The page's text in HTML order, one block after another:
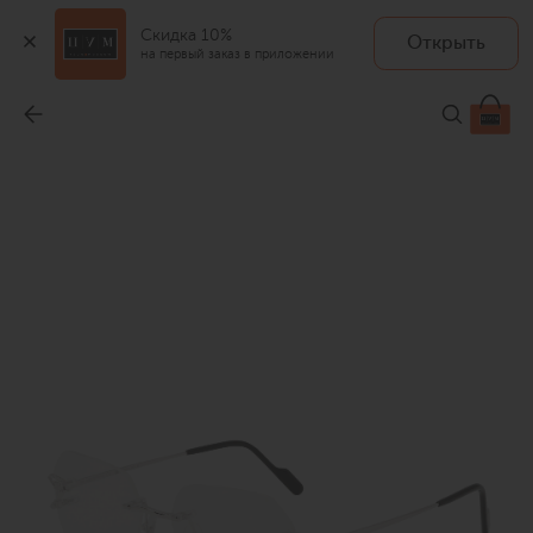
Скидка 10%
на первый заказ в приложении
Открыть